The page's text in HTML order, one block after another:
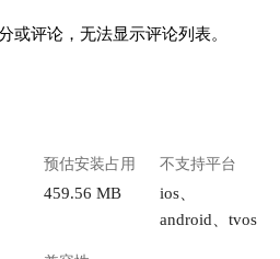
或评论，无法显示评论列表。
预估安装占用
459.56 MB
不支持平台
ios、
android、tvos